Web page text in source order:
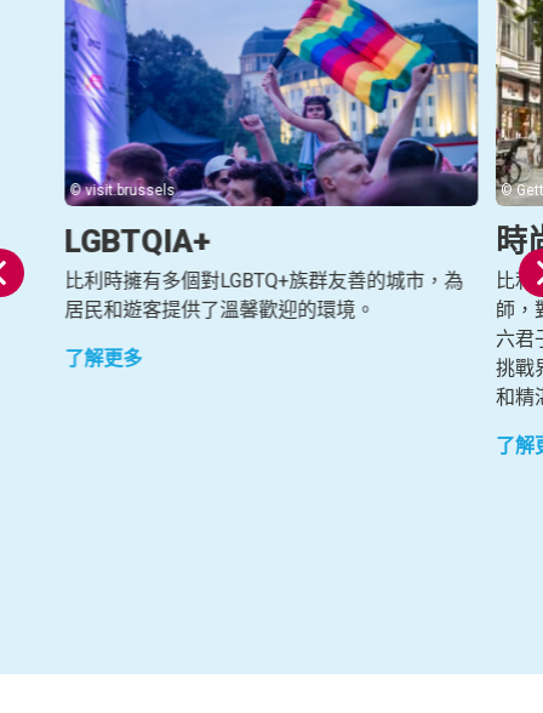
© visit.brussels
LGBTQIA+
比利時擁有多個對LGBTQ+族群友善的城市，為
居民和遊客提供了溫馨歡迎的環境。
了解更多
©
時
比利
師，
六君
挑戰
和精
了解